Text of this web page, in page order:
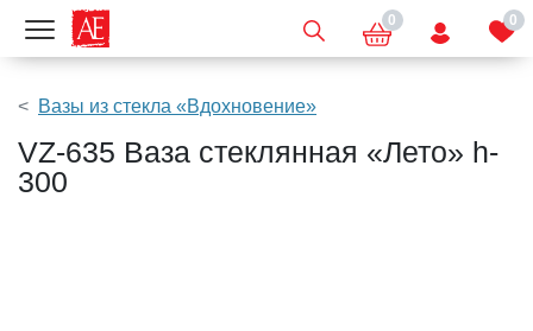
Показать меню 0 0
Вазы из стекла «Вдохновение»
VZ-635 Ваза стеклянная «Лето» h-
300